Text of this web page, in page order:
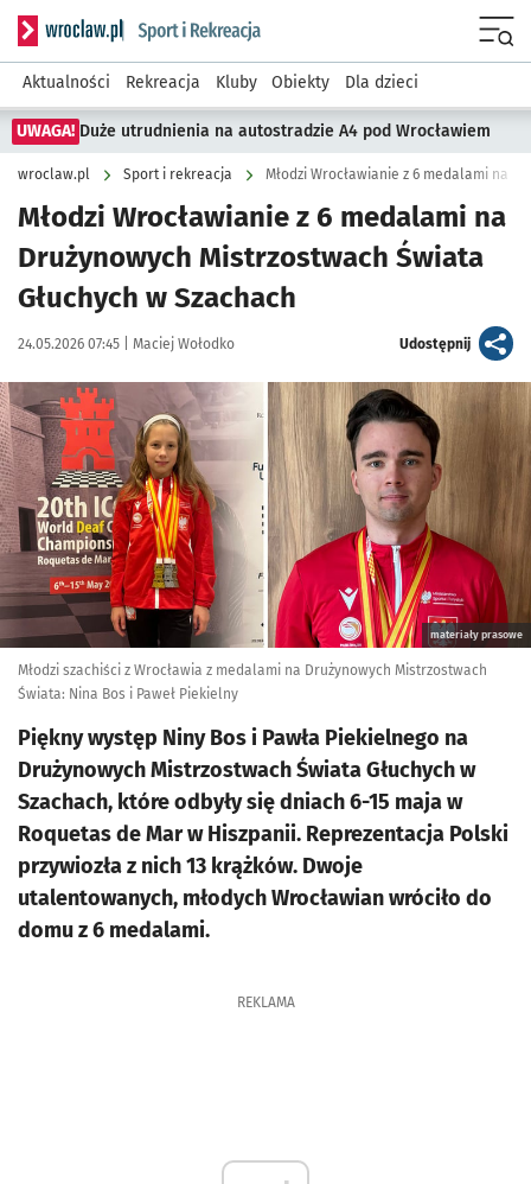
Serwis informacyjny wroclaw.pl podserwis: Sport i rekreacja
Aktualności Rekreacja Kluby Obiekty Dla dzieci
UWAGA! Duże utrudnienia na autostradzie A4 pod Wrocławiem
wroclaw.pl Sport i rekreacja
Młodzi Wrocławianie z 6 medalami na
Drużynowych Mistrzostwach Świata
Głuchych w Szachach
Data publikacji:
24.05.2026 07:45 | Autor:
Maciej Wołodko Udostępnijartykuł
Kliknij, aby powiększyć
materiały prasowe
Młodzi szachiści z Wrocławia z medalami na Drużynowych Mistrzostwach
Świata: Nina Bos i Paweł Piekielny
Piękny występ Niny Bos i Pawła Piekielnego na
Drużynowych Mistrzostwach Świata Głuchych w
Szachach, które odbyły się dniach 6-15 maja w
Roquetas de Mar w Hiszpanii. Reprezentacja Polski
przywiozła z nich 13 krążków. Dwoje
utalentowanych, młodych Wrocławian wróciło do
domu z 6 medalami.
REKLAMA